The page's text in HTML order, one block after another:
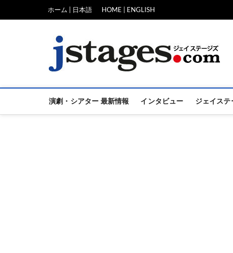
ホーム | 日本語 HOME | ENGLISH
演劇・シアター 最新情報 インタビュー ジェイステ